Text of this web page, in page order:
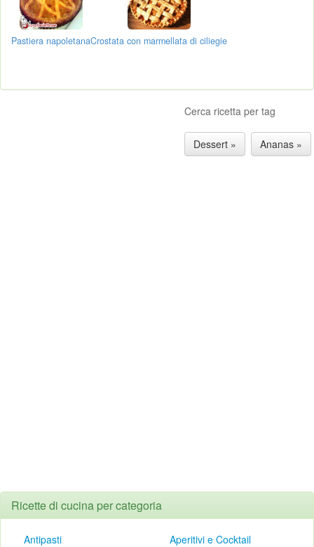
Pastiera napoletanaCrostata con marmellata di ciliegie
Cerca ricetta per tag
Dessert » Ananas »
Ricette di cucina per categoria
Antipasti
Aperitivi e Cocktail